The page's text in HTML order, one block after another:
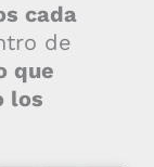
cada
de
que
los